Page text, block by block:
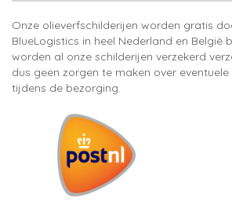
Onze olieverfschilderijen worden gratis
BlueLogistics in heel Nederland en België
worden al onze schilderijen verzekerd
dus geen zorgen te maken over
tijdens de bezorging.